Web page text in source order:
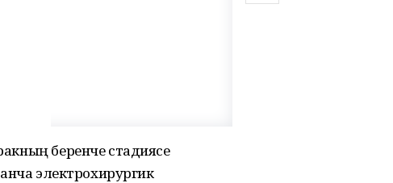
беренче стадиясе
электрохирургик